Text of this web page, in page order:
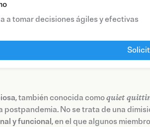
a tomar decisiones ágiles y efectivas
, también conocida comoquiet
postpandemia. No se trata de una
y funcional, en el que algunos